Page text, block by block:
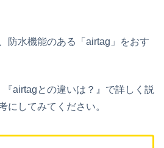
防水機能のある「airtag」をおす
『airtagとの違いは？』で詳しく説
にしてみてください。